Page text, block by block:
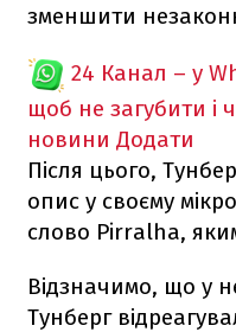
зменшити
24 Канал – у
щоб не загубити і
новини Додати
Після цього,
опис у своєму
слово Pirralha,
Відзначимо, що у
Тунберг